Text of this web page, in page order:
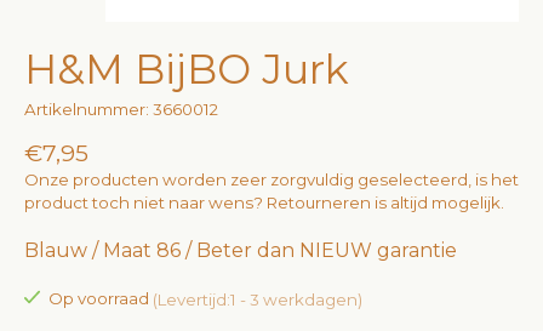
H&M BijBO Jurk
Artikelnummer: 3660012
€7,95
Onze producten worden zeer zorgvuldig geselecteerd, is het
product toch niet naar wens? Retourneren is altijd mogelijk.
Blauw / Maat 86 / Beter dan NIEUW garantie
Op voorraad (Levertijd:1 - 3 werkdagen)